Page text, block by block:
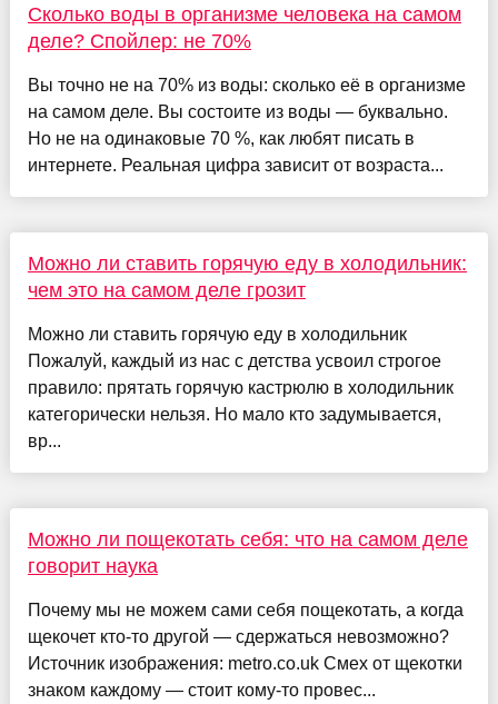
Сколько воды в организме человека на самом
деле? Спойлер: не 70%
Вы точно не на 70% из воды: сколько её в организме
на самом деле. Вы состоите из воды — буквально.
Но не на одинаковые 70 %, как любят писать в
интернете. Реальная цифра зависит от возраста...
Можно ли ставить горячую еду в холодильник:
чем это на самом деле грозит
Можно ли ставить горячую еду в холодильник
Пожалуй, каждый из нас с детства усвоил строгое
правило: прятать горячую кастрюлю в холодильник
категорически нельзя. Но мало кто задумывается,
вр...
Можно ли пощекотать себя: что на самом деле
говорит наука
Почему мы не можем сами себя пощекотать, а когда
щекочет кто-то другой — сдержаться невозможно?
Источник изображения: metro.co.uk Смех от щекотки
знаком каждому — стоит кому-то провес...